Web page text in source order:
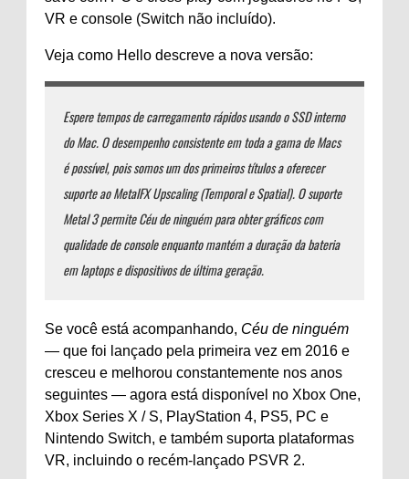
VR e console (Switch não incluído).
Veja como Hello descreve a nova versão:
Espere tempos de carregamento rápidos usando o SSD interno
do Mac. O desempenho consistente em toda a gama de Macs
é possível, pois somos um dos primeiros títulos a oferecer
suporte ao MetalFX Upscaling (Temporal e Spatial). O suporte
Metal 3 permiteCéu de ninguémpara obter gráficos com
qualidade de console enquanto mantém a duração da bateria
em laptops e dispositivos de última geração.
Se você está acompanhando, Céu de ninguém
— que foi lançado pela primeira vez em 2016 e
cresceu e melhorou constantemente nos anos
seguintes — agora está disponível no Xbox One,
Xbox Series X / S, PlayStation 4, PS5, PC e
Nintendo Switch, e também suporta plataformas
VR, incluindo o recém-lançado PSVR 2.